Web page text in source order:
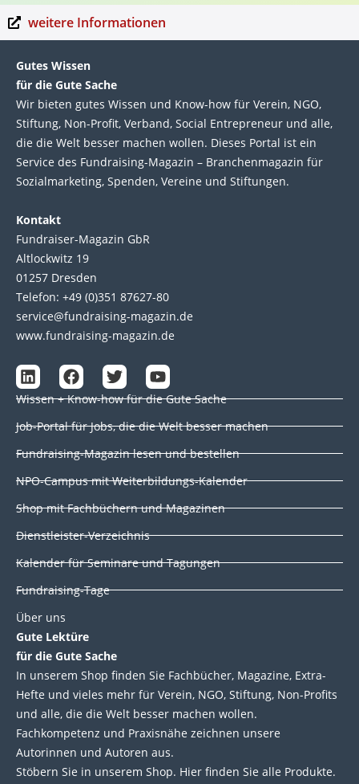
weitere Informationen
Gutes Wissen
für die Gute Sache
Wir bie­ten gutes Wis­sen und Know-how für Ver­ein, NGO,
Stif­tung, Non-Profit, Ver­band, Social Entre­pre­neur und alle,
die die Welt bes­ser machen wol­len. Die­ses Por­tal ist ein
Service des Fund­raising-Magazin – Bran­chen­magazin für
Sozial­marke­ting, Spen­den, Ver­eine und Stif­tun­gen.
Kontakt
Fundraiser-Magazin GbR
Altlockwitz 19
01257 Dresden
Telefon: +49 (0)351 87627-80
service@fundraising-magazin.de
www.fundraising-magazin.de
L
i
n
k
e
d
n
F
a
c
e
b
o
k
T
w
i
t
e
Y
o
u
t
u
b
Wissen + Know-how für die Gute Sache
Job-Portal für Jobs, die die Welt besser machen
Fundraising-Magazin lesen und bestellen
NPO-Campus mit Weiterbildungs-Kalender
Shop mit Fachbüchern und Magazinen
Dienstleister-Verzeichnis
Kalender für Seminare und Tagungen
Fundraising-Tage
Über uns
Gute Lektüre
für die Gute Sache
In unserem Shop finden Sie Fachbücher, Magazine, Extra-
Hefte und vieles mehr für Verein, NGO, Stiftung, Non-Profits
und alle, die die Welt besser machen wollen.
Fachkompetenz und Praxisnähe zeichnen unsere
Autorinnen und Autoren aus.
Stöbern Sie in unserem Shop. Hier finden Sie alle Produkte.